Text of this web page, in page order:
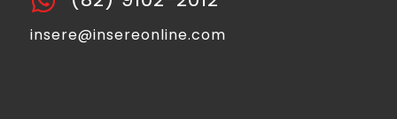
insere@insereonline.com